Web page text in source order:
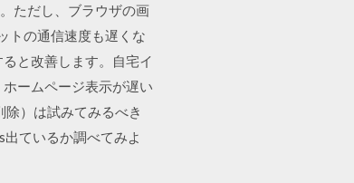
ただし、ブラウザの画
トの通信速度も遅くな
と改善します。自宅イ
ームページ表示が遅い
）は試みてみるべき
ているか調べてみよ